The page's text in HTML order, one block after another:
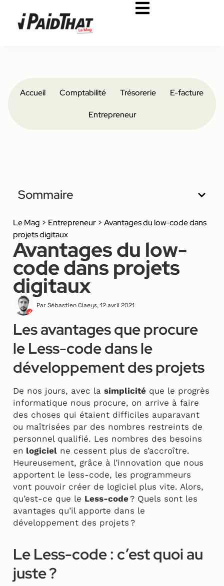
Accueil Comptabilité Trésorerie E-facture
Entrepreneur
Sommaire
Le Mag > Entrepreneur > Avantages du low-code dans
projets digitaux
Avantages du low-
code dans projets
digitaux
Par Sébastien Claeys,12 avril 2021
Les avantages que procure
le Less-code dans le
développement des projets
De nos jours, avec la simplicité que le progrès
informatique nous procure, on arrive à faire
des choses qui étaient difficiles auparavant
ou maîtrisées par des nombres restreints de
personnel qualifié. Les nombres des besoins
en logiciel ne cessent plus de s’accroître.
Heureusement, grâce à l’innovation que nous
apportent le less-code, les programmeurs
vont pouvoir créer de logiciel plus vite. Alors,
qu’est-ce que le Less-code? Quels sont les
avantages qu’il apporte dans le
développement des projets ?
Le Less-code : c’est quoi au
juste ?